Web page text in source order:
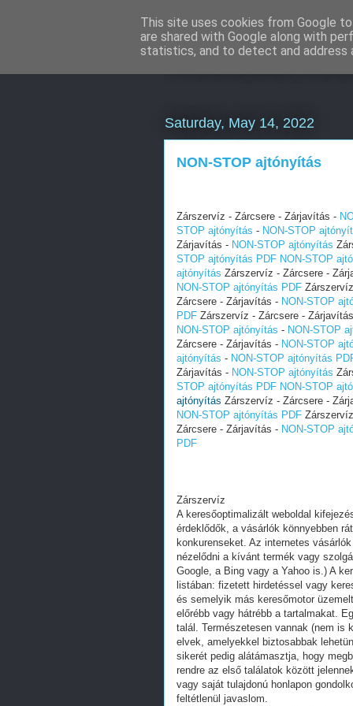
Weboldal
Saturday, May 14, 2022
NON-STOP ajtónyítás
Zárszervíz - Zárcsere - Zárjavítás -
STOP ajtónyítás - NON-STOP
Zárjavítás - NON-STOP ajtónyítás
STOP ajtónyítás PDF NON-STOP
ajtónyítás Zárszervíz - Zárcsere -
NON-STOP ajtónyítás PDF
Zárcsere - Zárjavítás - NON-STOP
PDF Zárszervíz - Zárcsere -
NON-STOP ajtónyítás - NON-STOP
Zárcsere - Zárjavítás - NON-STOP
ajtónyítás - NON-STOP ajtónyítás
Zárjavítás - NON-STOP ajtónyítás
STOP ajtónyítás PDF NON-STOP
ajtónyítás Zárszervíz - Zárcsere -
NON-STOP ajtónyítás PDF
Zárcsere - Zárjavítás - NON-STOP
PDF
Zárszervíz
A keresőoptimalizált weboldal
érdeklődők, a vásárlók könnyebben
konkurenseket. Az internetes
nézelődni a kívánt termék vagy
Google, a Bing vagy a Yahoo is.) A
listában: fizetett hirdetéssel vagy
és semelyik más keresőmotor
előrébb vagy hátrébb a tartalmakat.
talál. Természetesen vannak (nem is
elvek, amelyekkel biztosabbak
sikerét pedig alátámasztja, hogy
rendre az első találatok között
vagy saját tulajdonú honlapon
feltétlenül javaslom.
This site uses cookies from Google
are shared with Google along with
statistics, and to detect and address